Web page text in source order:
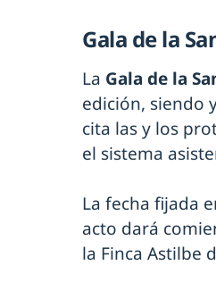
Gala de la
La Gala de la
edición, siendo
cita las y los
el sistema
La fecha fijada
acto dará
la Finca Astilbe